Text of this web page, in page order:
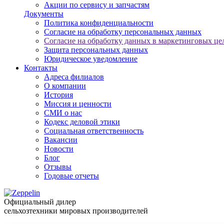
Акции по сервису и запчастям
Документы
Политика конфиденциальности
Согласие на обработку персональных данных
Согласие на обработку данных в маркетинговых
Защита персональных данных
Юридическое уведомление
Контакты
Адреса филиалов
О компании
История
Миссия и ценности
СМИ о нас
Кодекс деловой этики
Социальная ответственность
Вакансии
Новости
Блог
Отзывы
Годовые отчеты
Официальный дилер
сельхозтехники мировых производителей